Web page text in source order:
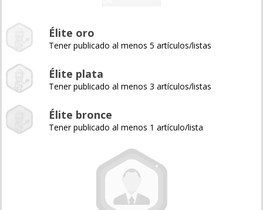
Élite oro
Tener publicado al menos 5 artículos/listas
Élite plata
Tener publicado al menos 3 artículos/listas
Élite bronce
Tener publicado al menos 1 artículo/lista